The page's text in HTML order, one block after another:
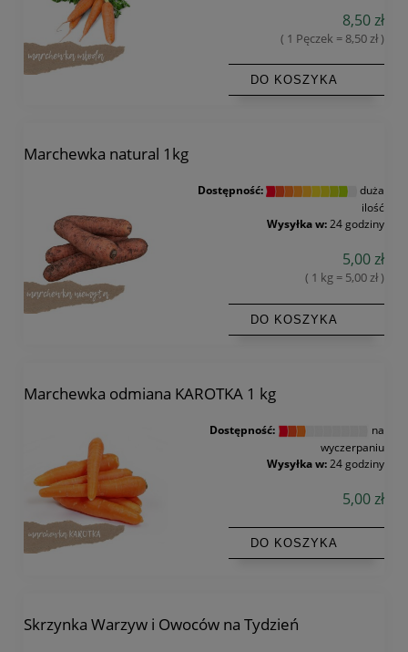
8,50 zł
( 1 Pęczek = 8,50 zł )
DO KOSZYKA
Marchewka natural 1kg
Dostępność:
duża
ilość
Wysyłka w: 24 godziny
5,00 zł
( 1 kg = 5,00 zł )
DO KOSZYKA
Marchewka odmiana KAROTKA 1 kg
Dostępność:
na
wyczerpaniu
Wysyłka w: 24 godziny
5,00 zł
DO KOSZYKA
Skrzynka Warzyw i Owoców na Tydzień